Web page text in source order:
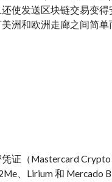
使发送区块链交易变
洲和欧洲走廊之间简单
证（Mastercard
、Lirium 和